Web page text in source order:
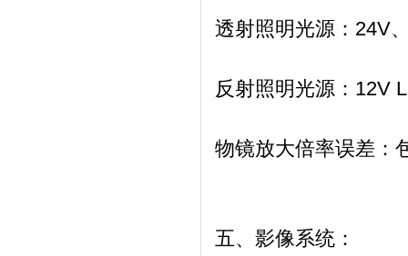
透射照明光源： 24V
反射照明光源： 12V
物镜放大倍率误差：
五、影像系统：